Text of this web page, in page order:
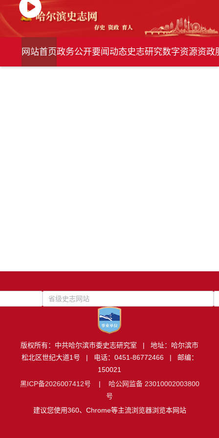
网站首页政务公开要闻动态史志研究数字资源资政
省级史志网站
版权所有：中共哈尔滨市委史志研究室 | 地址：哈尔滨市
松北区世纪大道1号 | 电话：0451-86772466 | 邮编：
150021
黑ICP备2026007412号 | 哈公网监备 23010002003800
号
建议您使用360、Chrome等主流浏览器浏览本网站